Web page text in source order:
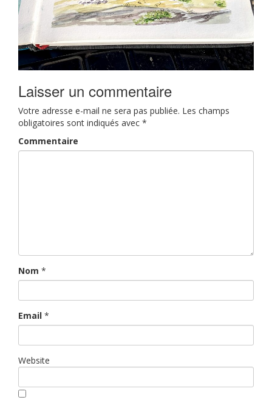
Laisser un commentaire
Votre adresse e-mail ne sera pas publiée. Les champs
obligatoires sont indiqués avec *
Commentaire
Nom *
Email *
Website